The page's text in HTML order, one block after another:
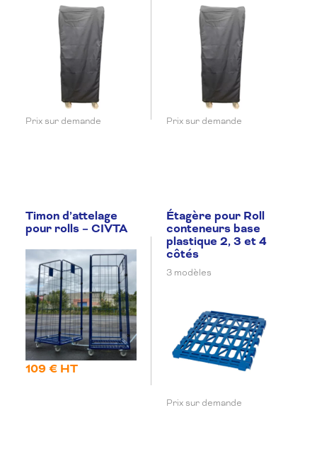
Prix sur demande Prix sur demande
Timon d’attelage
pour rolls – CIVTA
109 € HT
Étagère pour Roll
conteneurs base
plastique 2, 3 et 4
côtés
3 modèles
Prix sur demande